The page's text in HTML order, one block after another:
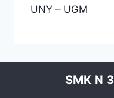
UNY – UGM
SMK N